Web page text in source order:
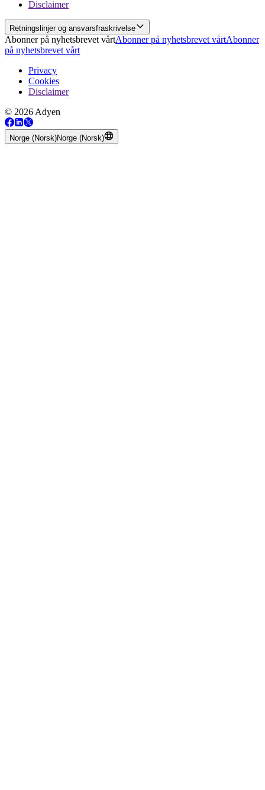
Disclaimer
Retningslinjer og ansvarsfraskrivelse
Abonner på nyhetsbrevet vårtAbonner på nyhetsbrevet vårtAbonner
på nyhetsbrevet vårt
Privacy
Cookies
Disclaimer
© 2026 Adyen
Norge (Norsk)Norge (Norsk)